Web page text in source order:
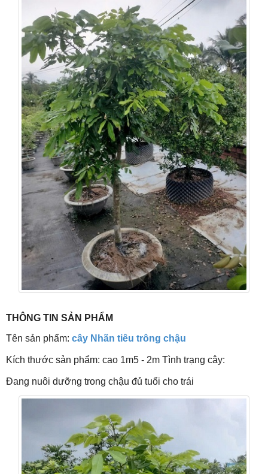
THÔNG TIN SẢN PHẨM
Tên sản phẩm: cây Nhãn tiêu trông chậu
Kích thước sản phẩm: cao 1m5 - 2m Tình trạng cây:
Đang nuôi dưỡng trong chậu đủ tuổi cho trái